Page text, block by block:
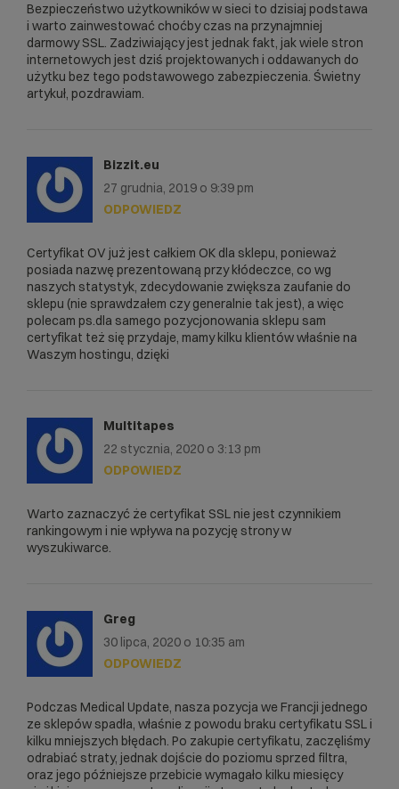
Bezpieczeństwo użytkowników w sieci to dzisiaj podstawa
i warto zainwestować choćby czas na przynajmniej
darmowy SSL. Zadziwiający jest jednak fakt, jak wiele stron
internetowych jest dziś projektowanych i oddawanych do
użytku bez tego podstawowego zabezpieczenia. Świetny
artykuł, pozdrawiam.
Bizzit.eu
27 grudnia, 2019 o 9:39 pm
Certyfikat OV już jest całkiem OK dla sklepu, ponieważ
posiada nazwę prezentowaną przy kłódeczce, co wg
naszych statystyk, zdecydowanie zwiększa zaufanie do
sklepu (nie sprawdzałem czy generalnie tak jest), a więc
polecam ps.dla samego pozycjonowania sklepu sam
certyfikat też się przydaje, mamy kilku klientów właśnie na
Waszym hostingu, dzięki
ODPOWIEDZ
Multitapes
22 stycznia, 2020 o 3:13 pm
Warto zaznaczyć że certyfikat SSL nie jest czynnikiem
rankingowym i nie wpływa na pozycję strony w
wyszukiwarce.
ODPOWIEDZ
Greg
30 lipca, 2020 o 10:35 am
Podczas Medical Update, nasza pozycja we Francji jednego
ze sklepów spadła, właśnie z powodu braku certyfikatu SSL i
kilku mniejszych błędach. Po zakupie certyfikatu, zaczęliśmy
odrabiać straty, jednak dojście do poziomu sprzed filtra,
oraz jego późniejsze przebicie wymagało kilku miesięcy
ODPOWIEDZ